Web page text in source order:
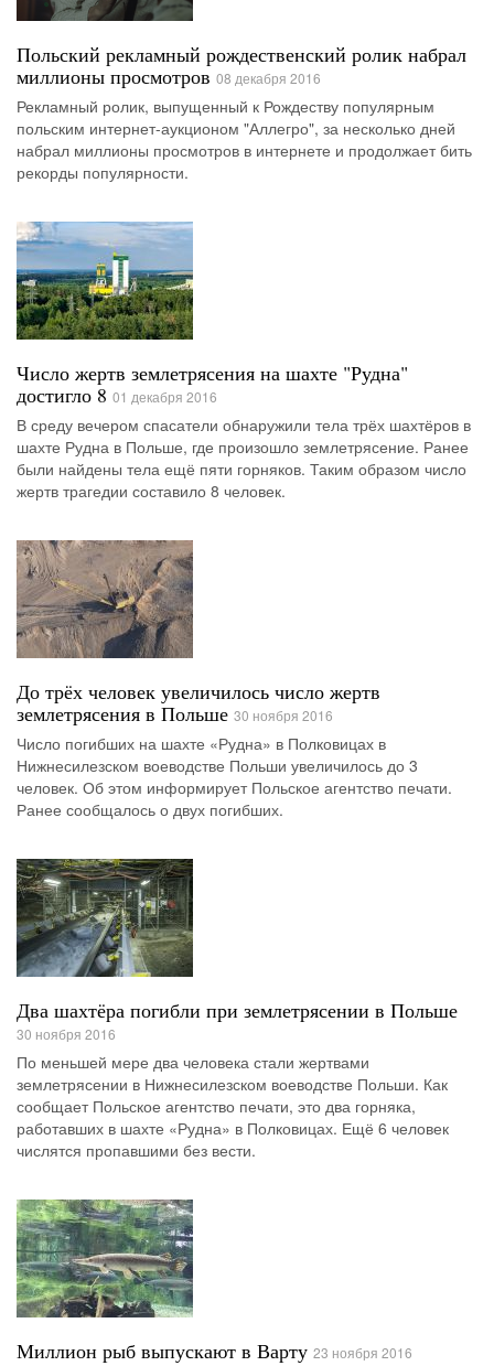
Польский рекламный рождественский ролик набрал
миллионы просмотров 08 декабря 2016
Рекламный ролик, выпущенный к Рождеству популярным
польским интернет-аукционом "Аллегро", за несколько дней
набрал миллионы просмотров в интернете и продолжает бить
рекорды популярности.
Число жертв землетрясения на шахте "Рудна"
достигло 8 01 декабря 2016
В среду вечером спасатели обнаружили тела трёх шахтёров в
шахте Рудна в Польше, где произошло землетрясение. Ранее
были найдены тела ещё пяти горняков. Таким образом число
жертв трагедии составило 8 человек.
До трёх человек увеличилось число жертв
землетрясения в Польше 30 ноября 2016
Число погибших на шахте «Рудна» в Полковицах в
Нижнесилезском воеводстве Польши увеличилось до 3
человек. Об этом информирует Польское агентство печати.
Ранее сообщалось о двух погибших.
Два шахтёра погибли при землетрясении в Польше
30 ноября 2016
По меньшей мере два человека стали жертвами
землетрясении в Нижнесилезском воеводстве Польши. Как
сообщает Польское агентство печати, это два горняка,
работавших в шахте «Рудна» в Полковицах. Ещё 6 человек
числятся пропавшими без вести.
Миллион рыб выпускают в Варту 23 ноября 2016